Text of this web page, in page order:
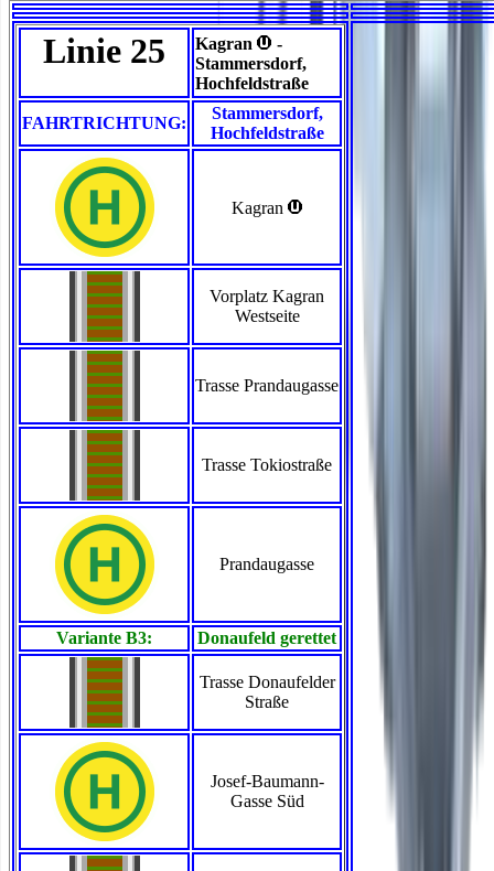
Linie 25 Kagran > -
Stammersdorf,
Hochfeldstraße
FAHRTRICHTUNG:
Stammersdorf,
Hochfeldstraße
Kagran >
Vorplatz Kagran
Westseite
Trasse Prandaugasse
Trasse Tokiostraße
Prandaugasse
Variante B3: Donaufeld gerettet
Trasse Donaufelder
Straße
Josef-Baumann-
Gasse Süd